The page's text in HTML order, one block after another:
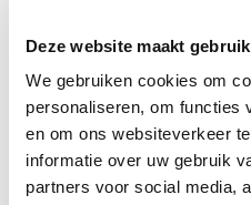
Deze website maakt
We gebruiken cookies om
personaliseren, om functies
en om ons websiteverkeer
informatie over uw gebruik
partners voor social media,
Voor wie is dit?
Deze extra hulp is voor
met een WW-uitkering
afloopt;
die nog geen werk